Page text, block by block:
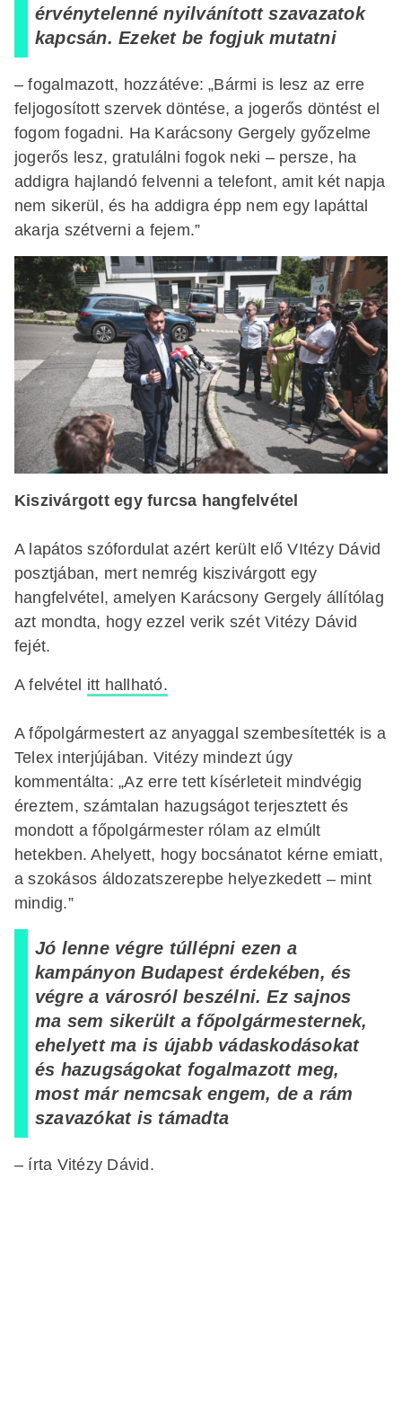
érvénytelenné nyilvánított szavazatok
kapcsán. Ezeket be fogjuk mutatni
– fogalmazott, hozzátéve: „Bármi is lesz az erre
feljogosított szervek döntése, a jogerős döntést el
fogom fogadni. Ha Karácsony Gergely győzelme
jogerős lesz, gratulálni fogok neki – persze, ha
addigra hajlandó felvenni a telefont, amit két napja
nem sikerül, és ha addigra épp nem egy lapáttal
akarja szétverni a fejem.”
Kiszivárgott egy furcsa hangfelvétel
A lapátos szófordulat azért került elő VItézy Dávid
posztjában, mert nemrég kiszivárgott egy
hangfelvétel, amelyen Karácsony Gergely állítólag
azt mondta, hogy ezzel verik szét Vitézy Dávid
fejét.
A felvétel itt hallható.
A főpolgármestert az anyaggal szembesítették is a
Telex interjújában. Vitézy mindezt úgy
kommentálta: „Az erre tett kísérleteit mindvégig
éreztem, számtalan hazugságot terjesztett és
mondott a főpolgármester rólam az elmúlt
hetekben. Ahelyett, hogy bocsánatot kérne emiatt,
a szokásos áldozatszerepbe helyezkedett – mint
mindig.”
Jó lenne végre túllépni ezen a
kampányon Budapest érdekében, és
végre a városról beszélni. Ez sajnos
ma sem sikerült a főpolgármesternek,
ehelyett ma is újabb vádaskodásokat
és hazugságokat fogalmazott meg,
most már nemcsak engem, de a rám
szavazókat is támadta
– írta Vitézy Dávid.